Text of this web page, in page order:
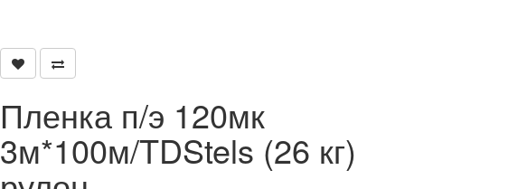
Пленка п/э 120мк
3м*100м/TDStels (26 кг)